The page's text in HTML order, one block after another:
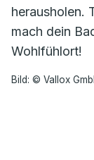
herausholen.
mach dein
Wohlfühlort!
Bild: © Vallox